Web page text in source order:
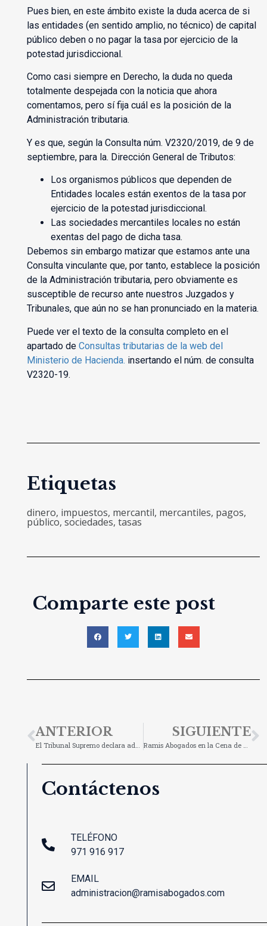
Pues bien, en este ámbito existe la duda acerca de si
las entidades (en sentido amplio, no técnico) de capital
público deben o no pagar la tasa por ejercicio de la
potestad jurisdiccional.
Como casi siempre en Derecho, la duda no queda
totalmente despejada con la noticia que ahora
comentamos, pero sí fija cuál es la posición de la
Administración tributaria.
Y es que, según la Consulta núm. V2320/2019, de 9 de
septiembre, para la. Dirección General de Tributos:
Los organismos públicos que dependen de
Entidades locales están exentos de la tasa por
ejercicio de la potestad jurisdiccional.
Las sociedades mercantiles locales no están
exentas del pago de dicha tasa.
Debemos sin embargo matizar que estamos ante una
Consulta vinculante que, por tanto, establece la posición
de la Administración tributaria, pero obviamente es
susceptible de recurso ante nuestros Juzgados y
Tribunales, que aún no se han pronunciado en la materia.
Puede ver el texto de la consulta completo en el
apartado de Consultas tributarias de la web del
Ministerio de Hacienda. insertando el núm. de consulta
V2320-19.
Etiquetas
dinero, impuestos, mercantil, mercantiles, pagos,
público, sociedades, tasas
Comparte este post
ANTERIOR
El Tribunal Supremo declara adecuada la suspensión de determinadas obras en período estival
SIGUIENTE
Ramis Abogados en la Cena de Navidad de Canal 4
Contáctenos
TELÉFONO
971 916 917
EMAIL
administracion@ramisabogados.com